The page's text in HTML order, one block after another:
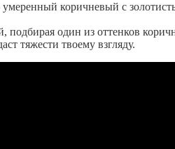
коричневый с
один из оттенков
тяжести твоему взгляду.